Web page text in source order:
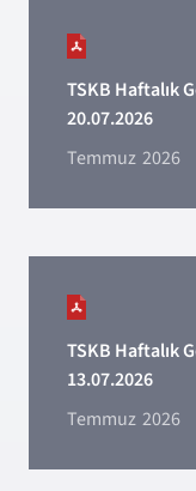
TSKB Haftalık
20.07.2026
Temmuz 2026
TSKB Haftalık
13.07.2026
Temmuz 2026